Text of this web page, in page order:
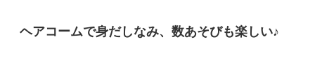
ヘアコームで身だしなみ、数あそびも楽しい♪